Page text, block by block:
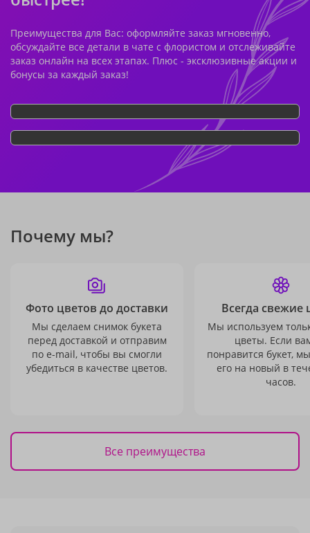
Преимущества для Вас: оформляйте заказ мгновенно,
обсуждайте все детали в чате с флористом и отслеживайте
заказ онлайн на всех этапах. Плюс - эксклюзивные акции и
бонусы за каждый заказ!
Почему мы?
Фото цветов до доставки
Мы сделаем снимок букета
перед доставкой и отправим
по e-mail, чтобы вы смогли
убедиться в качестве цветов.
Всегда свежие
Мы используем
цветы. Если
понравится букет,
его на новый в
часов.
Все преимущества